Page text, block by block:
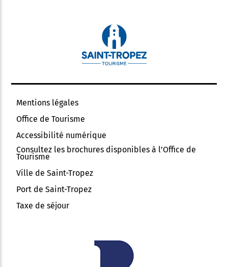
Mentions légales
Office de Tourisme
Accessibilité numérique
Consultez les brochures disponibles à l’Office de
Tourisme
Ville de Saint-Tropez
Port de Saint-Tropez
Taxe de séjour